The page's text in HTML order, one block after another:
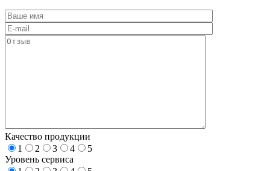
Качество продукции
1
2 3 4
5
Уровень сервиса